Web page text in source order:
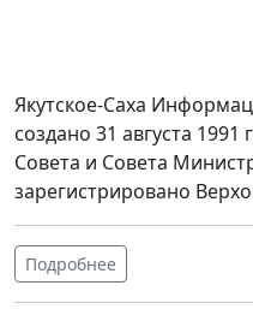
Якутское-Саха
создано 31 августа
Совета и Совета
зарегистрировано
Подробнее